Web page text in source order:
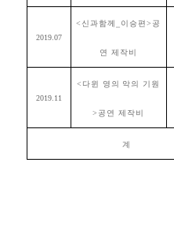
2019.07
<신과함께_이승편>공
연 제작비
2019.11
<다윈 영의 악의 기원
>공연 제작비
계